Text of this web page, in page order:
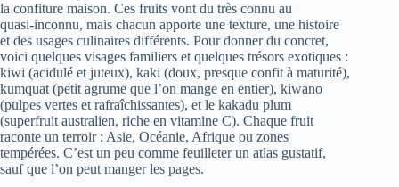
la confiture maison. Ces fruits vont du très connu au
quasi‑inconnu, mais chacun apporte une texture, une histoire
et des usages culinaires différents. Pour donner du concret,
voici quelques visages familiers et quelques trésors exotiques :
kiwi (acidulé et juteux), kaki (doux, presque confit à maturité),
kumquat (petit agrume que l’on mange en entier), kiwano
(pulpes vertes et rafraîchissantes), et le kakadu plum
(superfruit australien, riche en vitamine C). Chaque fruit
raconte un terroir : Asie, Océanie, Afrique ou zones
tempérées. C’est un peu comme feuilleter un atlas gustatif,
sauf que l’on peut manger les pages.